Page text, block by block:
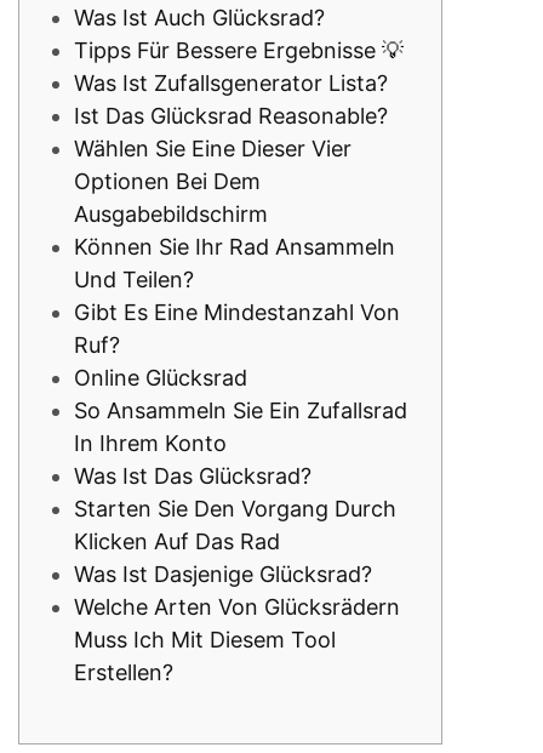
Was Ist Auch Glücksrad?
Tipps Für Bessere Ergebnisse 💡
Was Ist Zufallsgenerator Lista?
Ist Das Glücksrad Reasonable?
Wählen Sie Eine Dieser Vier
Optionen Bei Dem
Ausgabebildschirm
Können Sie Ihr Rad Ansammeln
Und Teilen?
Gibt Es Eine Mindestanzahl Von
Ruf?
Online Glücksrad
So Ansammeln Sie Ein Zufallsrad
In Ihrem Konto
Was Ist Das Glücksrad?
Starten Sie Den Vorgang Durch
Klicken Auf Das Rad
Was Ist Dasjenige Glücksrad?
Welche Arten Von Glücksrädern
Muss Ich Mit Diesem Tool
Erstellen?